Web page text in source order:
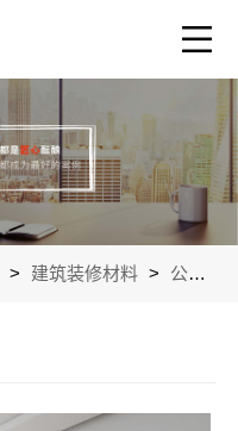
> 建筑装修材料 > 公司产品